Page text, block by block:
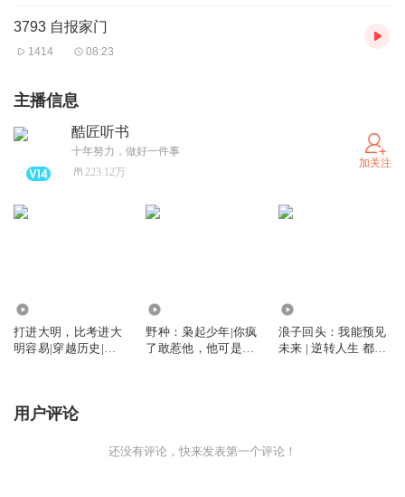
3793 自报家门
1414 08:23
主播信息
酷匠听书
十年努力，做好一件事
223.12万
加关注
打进大明，比考进大
明容易|穿越历史|权
野种：枭起少年|你疯
了敢惹他，他可是黑
浪子回头：我能预见
未来 | 逆转人生 都市
用户评论
还没有评论，快来发表第一个评论！